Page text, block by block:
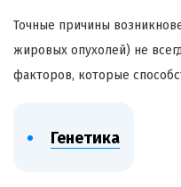
Точные причины
жировых опухолей) не
факторов, которые
Генетика